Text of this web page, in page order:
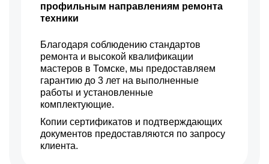
профильным направлениям ремонта
техники
Благодаря соблюдению стандартов
ремонта и высокой квалификации
мастеров в Томске, мы предоставляем
гарантию до 3 лет на выполненные
работы и установленные
комплектующие.
Копии сертификатов и подтверждающих
документов предоставляются по запросу
клиента.